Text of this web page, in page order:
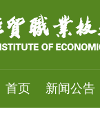
首页 新闻公告